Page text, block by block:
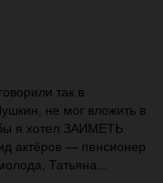
так в
не мог вложить в
я хотел ЗАИМЕТЬ
актёров — пенсионер
Татьяна...